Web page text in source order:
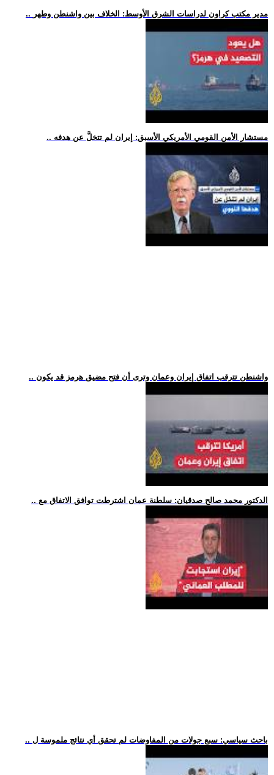
.. مدير مكتب كراون لدراسات الشرق الأوسط: الخلاف بين واشنطن وطهر
.. مستشار الأمن القومي الأمريكي الأسبق: إيران لم تتخلَّ عن هدفه
.. واشنطن تترقب اتفاق إيران وعمان وترى أن فتح مضيق هرمز قد يكون
.. الدكتور محمد صالح صدقيان: سلطنة عمان اشترطت توافق الاتفاق مع
.. باحث سياسي: سبع جولات من المفاوضات لم تحقق أي نتائج ملموسة ل